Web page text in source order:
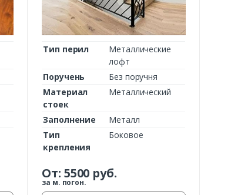
Тип перил
Металлические
лофт
Поручень
Без поручня
Материал
стоек
Металлический
Заполнение
Металл
Тип
крепления
Боковое
От: 5500 руб.
за м. погон.